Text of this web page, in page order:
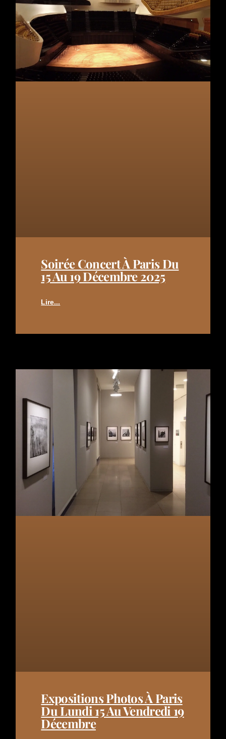
Soirée Concert À Paris Du
15 Au 19 Décembre 2025
Lire...
Expositions Photos À Paris
Du Lundi 15 Au Vendredi 19
Décembre